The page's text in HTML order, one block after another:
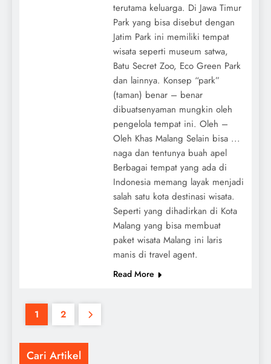
terutama keluarga. Di Jawa Timur
Park yang bisa disebut dengan
Jatim Park ini memiliki tempat
wisata seperti museum satwa,
Batu Secret Zoo, Eco Green Park
dan lainnya. Konsep “park”
(taman) benar – benar
dibuatsenyaman mungkin oleh
pengelola tempat ini. Oleh –
Oleh Khas Malang Selain bisa ...
naga dan tentunya buah apel
Berbagai tempat yang ada di
Indonesia memang layak menjadi
salah satu kota destinasi wisata.
Seperti yang dihadirkan di Kota
Malang yang bisa membuat
paket wisata Malang ini laris
manis di travel agent.
Read More
1 2
Cari Artikel